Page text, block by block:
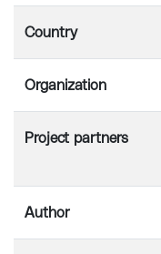
Country
Organization
Project partners
Author